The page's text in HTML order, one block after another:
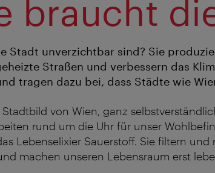
braucht
Stadt unverzichtbar sind? Sie
Straßen und verbessern das
tragen dazu bei, dass Städte wie
von Wien, ganz
rund um die Uhr für unser
Lebenselixier Sauerstoff. Sie filtern
machen unseren Lebensraum erst